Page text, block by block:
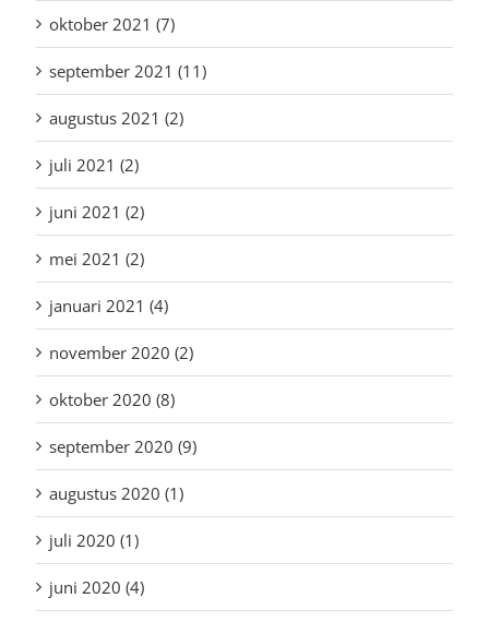
oktober 2021 (7)
september 2021 (11)
augustus 2021 (2)
juli 2021 (2)
juni 2021 (2)
mei 2021 (2)
januari 2021 (4)
november 2020 (2)
oktober 2020 (8)
september 2020 (9)
augustus 2020 (1)
juli 2020 (1)
juni 2020 (4)